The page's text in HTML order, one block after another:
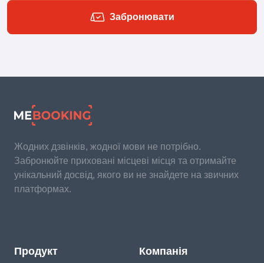
Забронювати
Жодних дзвінків, жодної мови не потрібно.
Забронюйте приховані місцеві місця та отримайте
унікальний досвід, якого ви не знайдете на звичних
платформах.
Продукт Компанія